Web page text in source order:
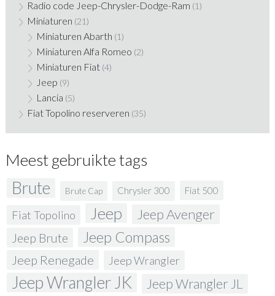
Radio code Jeep-Chrysler-Dodge-Ram (1)
Miniaturen (21)
Miniaturen Abarth (1)
Miniaturen Alfa Romeo (2)
Miniaturen Fiat (4)
Jeep (9)
Lancia (5)
Fiat Topolino reserveren (35)
Meest gebruikte tags
Brute Brute Cap Chrysler 300 Fiat 500
Fiat Topolino Jeep Jeep Avenger
Jeep Brute Jeep Compass
Jeep Renegade Jeep Wrangler
Jeep Wrangler JK Jeep Wrangler JL